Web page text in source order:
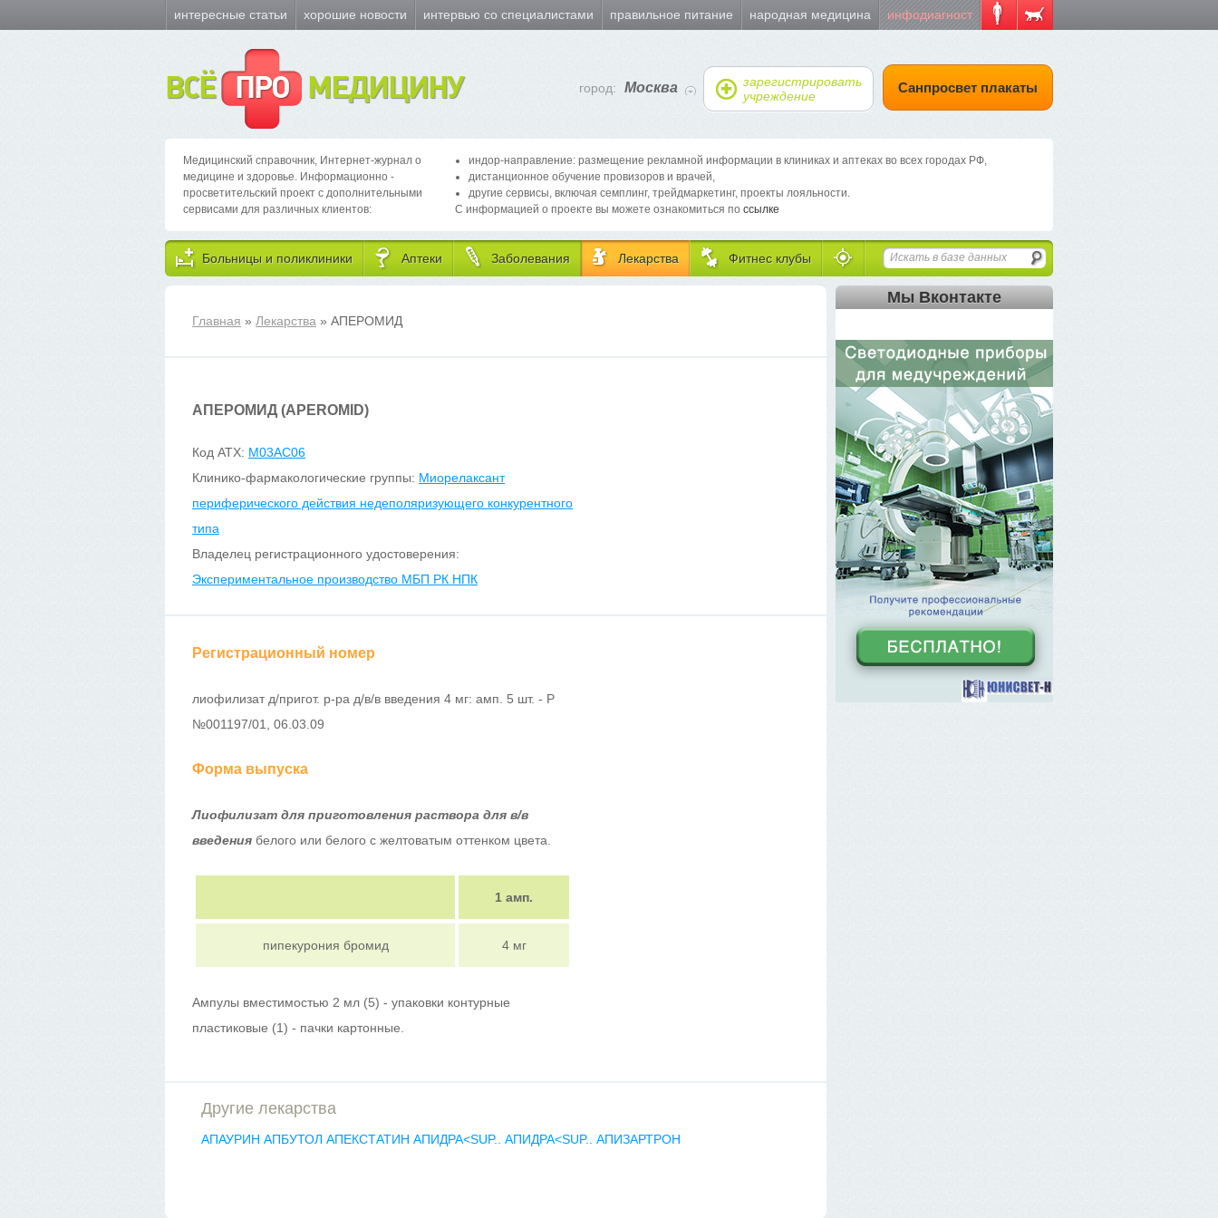
интересные статьи хорошие новости интервью со специалистами правильное питание народная медицина инфодиагност
ВСЁ ПРО МЕДИЦИНУ город: Москва
зарегистрировать
учреждение
Санпросвет плакаты
Медицинский справочник, Интернет-журнал о
медицине и здоровье. Информационно -
просветительский проект с дополнительными
сервисами для различных клиентов:
индор-направление: размещение рекламной информации в клиниках и аптеках во всех городах РФ,
дистанционное обучение провизоров и врачей,
другие сервисы, включая семплинг, трейдмаркетинг, проекты лояльности.
С информацией о проекте вы можете ознакомиться по ссылке
Больницы и поликлиники Аптеки Заболевания Лекарства Фитнес клубы
Главная » Лекарства » АПЕРОМИД
АПЕРОМИД (APEROMID)
Код ATX: M03AC06
Клинико-фармакологические группы: Миорелаксант
периферического действия недеполяризующего конкурентного
типа
Владелец регистрационного удостоверения:
Экспериментальное производство МБП РК НПК
Регистрационный номер
лиофилизат д/пригот. р-ра д/в/в введения 4 мг: амп. 5 шт. - Р
№001197/01, 06.03.09
Форма выпуска
Лиофилизат для приготовления раствора для в/в
введения белого или белого с желтоватым оттенком цвета.
1 амп.
пипекурония бромид 4 мг
Ампулы вместимостью 2 мл (5) - упаковки контурные
пластиковые (1) - пачки картонные.
Другие лекарства
АПАУРИН АПБУТОЛ АПЕКСТАТИН АПИДРА<SUP.. АПИДРА<SUP.. АПИЗАРТРОН
Мы Вконтакте